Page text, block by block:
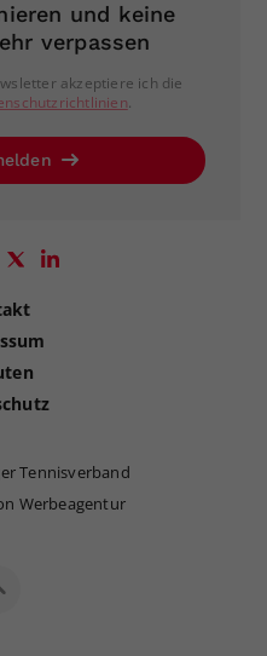
und keine
verpassen
akzeptiere ich die
.
Tennisverband
Werbeagentur